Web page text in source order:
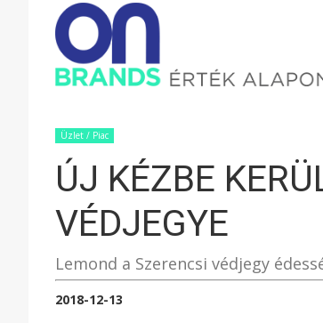
Üzlet / Piac
ÚJ KÉZBE
VÉDJEGYE
Lemond a Szerencsi védjegy
2018-12-13